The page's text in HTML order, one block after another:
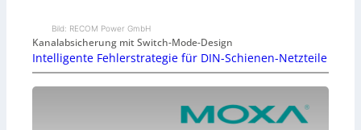
Bild: RECOM Power GmbH
Kanalabsicherung mit Switch-Mode-Design
Intelligente Fehlerstrategie für DIN-Schienen-Netzteile